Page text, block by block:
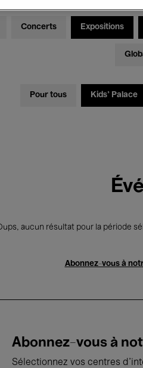
Concerts Expositions
Pour tous Kids’ Palace
aucun résultat pour la période
Abonnez-vous à
Abonnez-vous à
Sélectionnez vos centres